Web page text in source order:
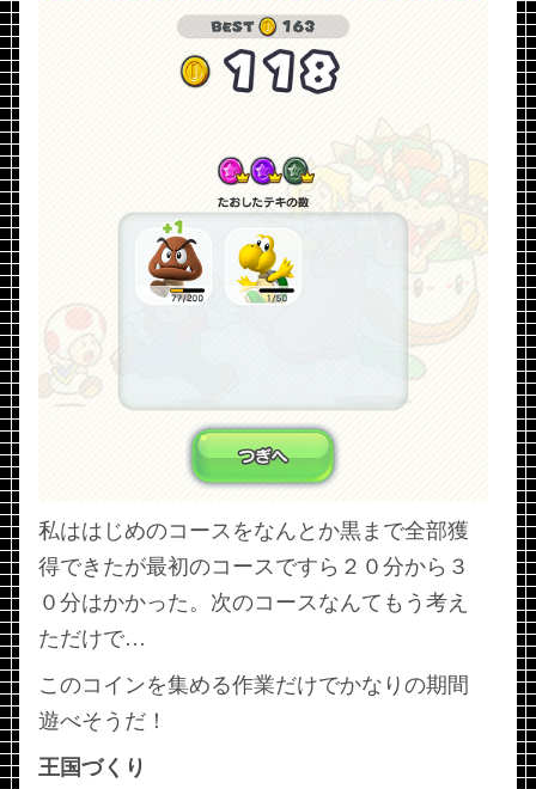
私ははじめのコースをなんとか黒まで全部獲
得できたが最初のコースですら２０分から３
０分はかかった。次のコースなんてもう考え
ただけで…
このコインを集める作業だけでかなりの期間
遊べそうだ！
王国づくり